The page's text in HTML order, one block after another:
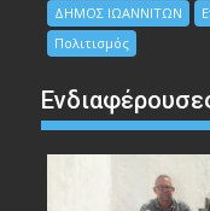
ΔΗΜΟΣ ΙΩΑΝΝΙΤΩΝ
Πολιτισμός